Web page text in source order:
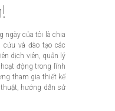
ngày của tôi là chia
và đào tạo các
dịch viên, quản lý
động trong lĩnh
tham gia thiết kế
hướng dẫn sử